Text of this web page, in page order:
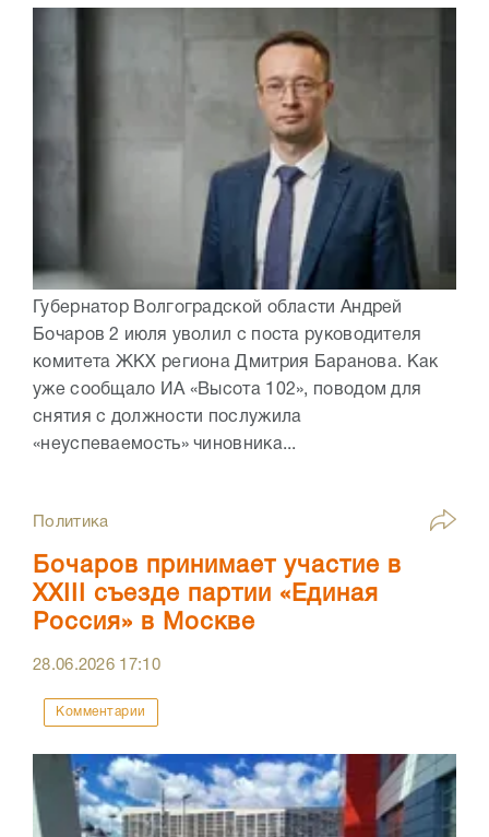
Губернатор Волгоградской области Андрей
Бочаров 2 июля уволил с поста руководителя
комитета ЖКХ региона Дмитрия Баранова. Как
уже сообщало ИА «Высота 102», поводом для
снятия с должности послужила
«неуспеваемость» чиновника...
Политика
Бочаров принимает участие в
XXIII съезде партии «Единая
Россия» в Москве
28.06.2026 17:10
Комментарии